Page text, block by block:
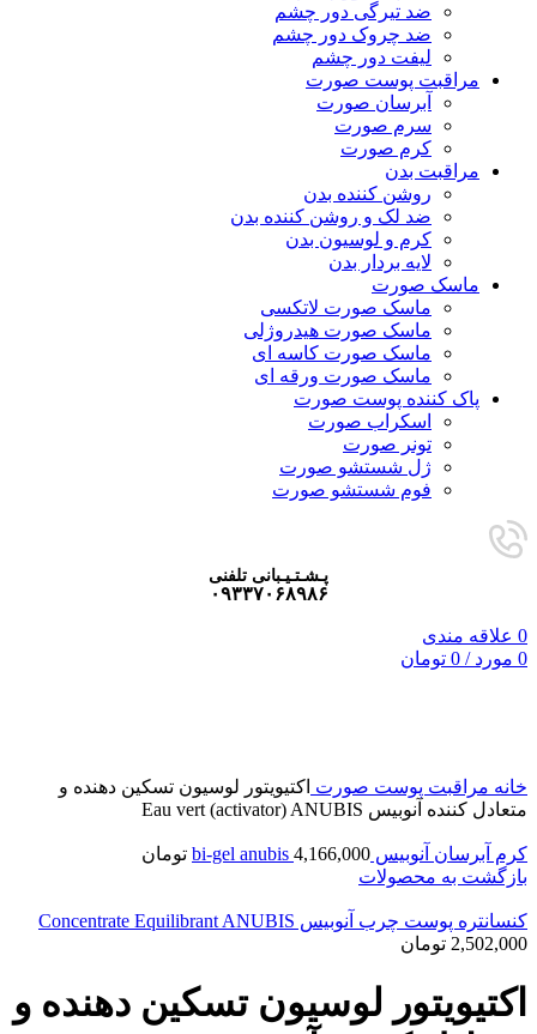
ضد تیرگی دور چشم
ضد چروک دور چشم
لیفت دور چشم
مراقبت پوست صورت
آبرسان صورت
سرم صورت
کرم صورت
مراقبت بدن
روشن کننده بدن
ضد لک و روشن کننده بدن
کرم و لوسیون بدن
لایه بردار بدن
ماسک صورت
ماسک صورت لاتکسی
ماسک صورت هیدروژلی
ماسک صورت کاسه ای
ماسک صورت ورقه ای
پاک کننده پوست صورت
اسکراب صورت
تونر صورت
ژل شستشو صورت
فوم شستشو صورت
پـشـتـیـبانی تلفنی
۰۹۳۳۷۰۶۸۹۸۶
0 علاقه مندی
0 مورد /
0 تومان
خانه مراقبت پوست صورت اکتیویتور لوسیون تسکین دهنده و
متعادل کننده آنوبیس Eau vert (activator) ANUBIS
کرم آبرسان آنوبیس bi-gel anubis 4,166,000
تومان
بازگشت به محصولات
کنسانتره پوست چرب آنوبیس Concentrate Equilibrant ANUBIS
2,502,000 تومان
اکتیویتور لوسیون تسکین دهنده و